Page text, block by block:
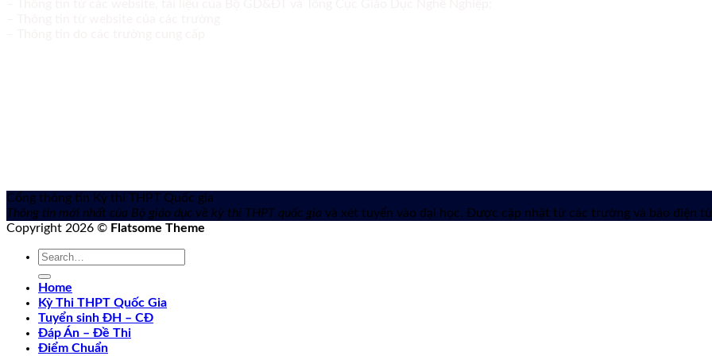
Cổng thông tin Kỳ thi THPT Quốc gia
Thông tin mới nhất của Bộ giáo dục về kỳ thi THPT quốc gia và xét tuyển vào đại học. Được cập nhật từ các trường và báo điện
Copyright 2026 © Flatsome Theme
Home
Kỳ Thi THPT Quốc Gia
Tuyển sinh ĐH – CĐ
Đáp Án – Đề Thi
Điểm Chuẩn